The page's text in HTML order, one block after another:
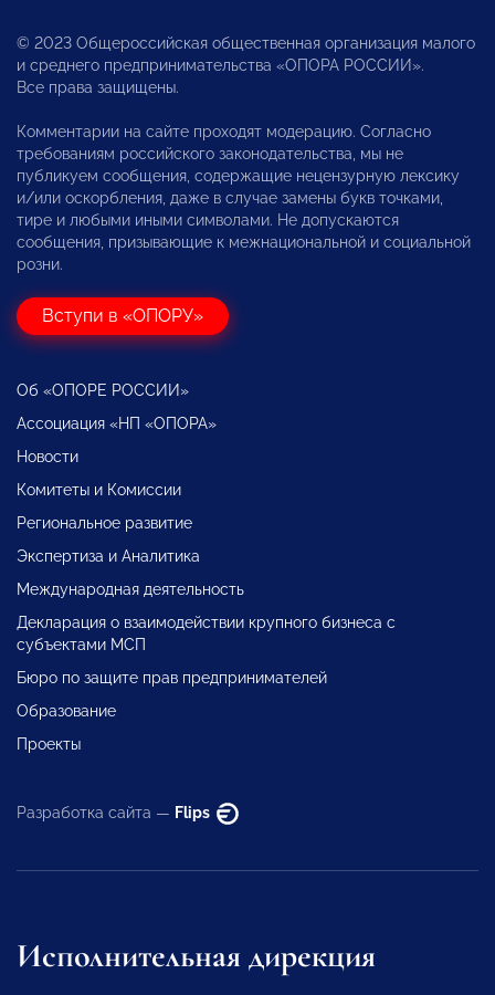
© 2023 Общероссийская общественная организация малого
и среднего предпринимательства «ОПОРА РОССИИ».
Все права защищены.
Комментарии на сайте проходят модерацию. Согласно
требованиям российского законодательства, мы не
публикуем сообщения, содержащие нецензурную лексику
и/или оскорбления, даже в случае замены букв точками,
тире и любыми иными символами. Не допускаются
сообщения, призывающие к межнациональной и социальной
розни.
Вступи в «ОПОРУ»
Об «ОПОРЕ РОССИИ»
Ассоциация «НП «ОПОРА»
Новости
Комитеты и Комиссии
Региональное развитие
Экспертиза и Аналитика
Международная деятельность
Декларация о взаимодействии крупного бизнеса с
субъектами МСП
Бюро по защите прав предпринимателей
Образование
Проекты
Разработка сайта — Flips
Исполнительная дирекция